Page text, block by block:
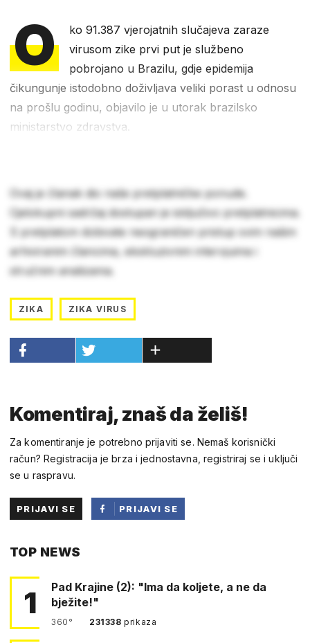
O
ko 91.387 vjerojatnih slučajeva zaraze
virusom zike prvi put je službeno
pobrojano u Brazilu, gdje epidemija
čikungunje istodobno doživljava veliki porast u odnosu
na prošlu godinu, objavilo je u utorak brazilsko
ministarstvo zdravstva.
Ovaj je članak dio naše pretplatničke ponude.
Cjelokupni sadržaj dostupan je isključivo pretplatnicima.
S pretplatom dobivate neograničen pristup svim našim
arhiviranim člancima, ekskluzivnim intervjuima i
stručnim analizama.
ZIKA ZIKA VIRUS
Komentiraj, znaš da želiš!
Za komentiranje je potrebno prijaviti se. Nemaš korisnički
račun? Registracija je brza i jednostavna, registriraj se i uključi
se u raspravu.
PRIJAVI SE
PRIJAVI SE
TOP NEWS
1
Pad Krajine (2): "Ima da koljete, a ne da
bježite!"
360° 231338prikaza